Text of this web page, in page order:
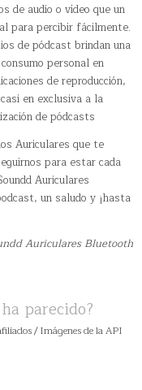
de audio o vídeo que un
para percibir fácilmente.
de pódcast brindan una
personal en
de reproducción,
en exclusiva a la
de pódcasts
Auriculares que te
para estar cada
Auriculares
un saludo y ¡hasta
Auriculares Bluetooth
parecido?
/ Imágenes de la API